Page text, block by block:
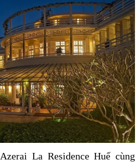
La Residence Huế cùng